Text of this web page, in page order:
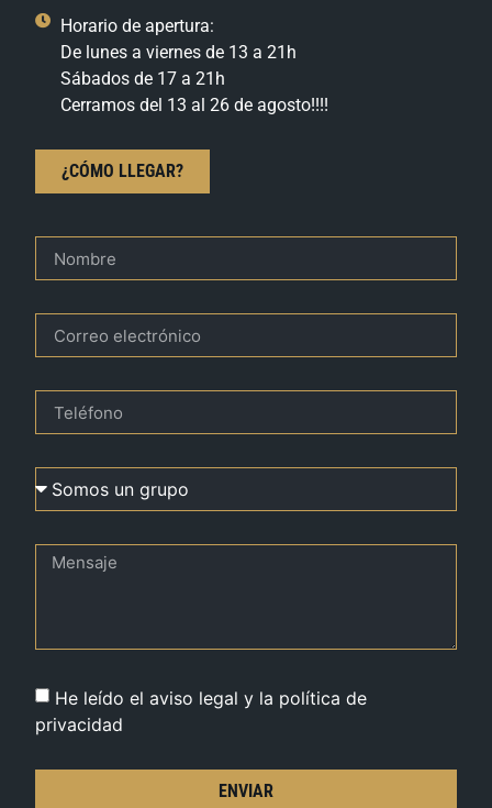
Horario de apertura:
De lunes a viernes de 13 a 21h
Sábados de 17 a 21h
Cerramos del 13 al 26 de agosto!!!!
¿CÓMO LLEGAR?
He leído el aviso legal y la política de
privacidad
ENVIAR